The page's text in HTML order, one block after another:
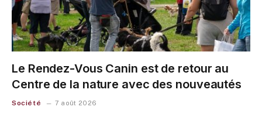
Le Rendez-Vous Canin est de retour au
Centre de la nature avec des nouveautés
Société 7 août 2026